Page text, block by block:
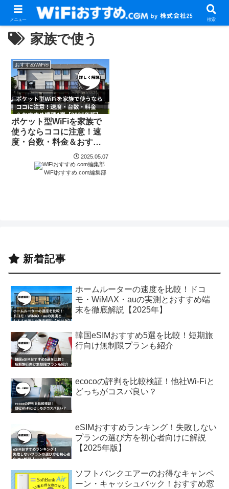
家族で使う
おすすめWiFi®
ポケット型WiFiを家族で
使うならココに注意！速
度・台数・料金＆おすす
め機種4選【2025年版】2025.05.07
WiFiおすすめ.com編集部
新着記事
ホームルーターの速度を比較！ドコ
モ・WiMAX・auの実測とおすすめ端
末を徹底解説【2025年】
韓国eSIMおすすめ5選を比較！短期旅
行向け無制限プランも紹介
ecocoの評判を比較検証！他社Wi-Fiと
どっちがコスパ良い？
eSIMおすすめランキング！失敗しない
プランの選び方を初心者向けに解説
【2025年版】
ソフトバンクエアーのお得なキャンペ
ーン・キャッシュバック！おすすめ窓
メニュー 検索